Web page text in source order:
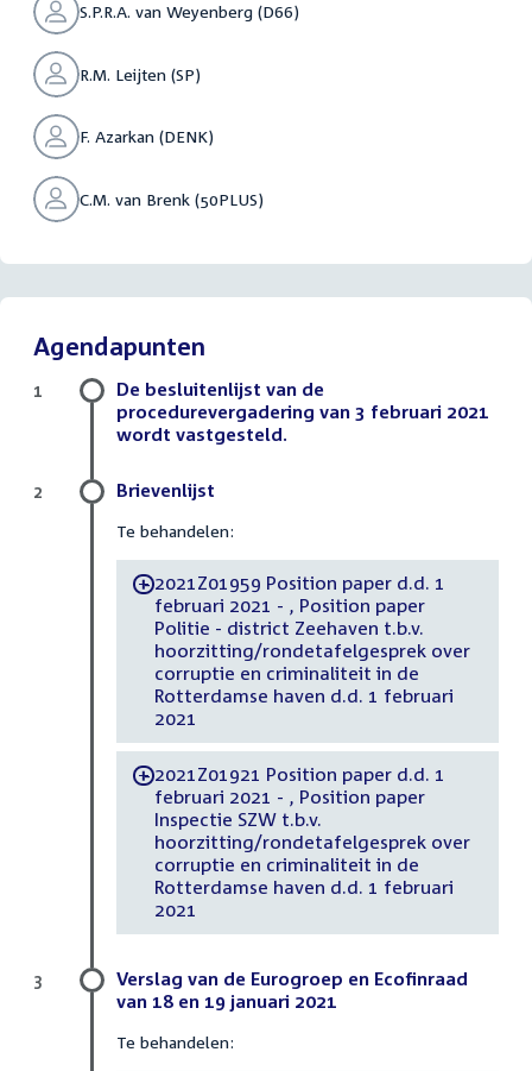
S.P.R.A. van Weyenberg (D66)
R.M. Leijten (SP)
F. Azarkan (DENK)
C.M. van Brenk (50PLUS)
Agendapunten
De besluitenlijst van de
procedurevergadering van 3 februari 2021
wordt vastgesteld.
1
Brievenlijst
Te behandelen:
-2021Z01959 Position paper d.d. 1
februari 2021 - , Position paper
Politie - district Zeehaven t.b.v.
hoorzitting/rondetafelgesprek over
corruptie en criminaliteit in de
Rotterdamse haven d.d. 1 februari
2021
-2021Z01921 Position paper d.d. 1
februari 2021 - , Position paper
Inspectie SZW t.b.v.
hoorzitting/rondetafelgesprek over
corruptie en criminaliteit in de
Rotterdamse haven d.d. 1 februari
2021
2
Verslag van de Eurogroep en Ecofinraad
van 18 en 19 januari 2021
Te behandelen:
3